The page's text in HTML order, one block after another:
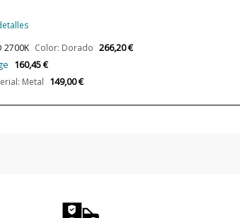
Protección IP
Certificados
2700K Color: Dorado 266,20 €
160,45 €
Metal 149,00 €